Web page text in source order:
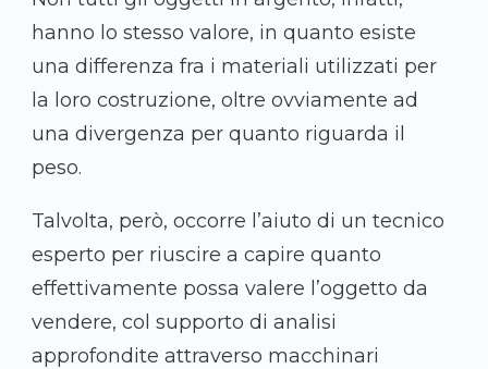
hanno lo stesso valore, in quanto esiste
una differenza fra i materiali utilizzati per
la loro costruzione, oltre ovviamente ad
una divergenza per quanto riguarda il
peso.
Talvolta, però, occorre l’aiuto di un tecnico
esperto per riuscire a capire quanto
effettivamente possa valere l’oggetto da
vendere, col supporto di analisi
approfondite attraverso macchinari